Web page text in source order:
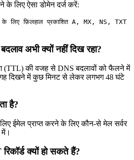
के लिए ऐसा डोमेन दर्ज करें:
लिए फ़िलहाल प्रकाशित A, MX, NS, TXT
अभी क्यों नहीं दिख रहा?
(TTL) की वजह से DNS बदलावों को फैलने में
दिखने में कुछ मिनट से लेकर लगभग 48 घंटे
है?
ईमेल प्राप्त करने के लिए कौन-से मेल सर्वर
में।
क्यों हो सकते हैं?